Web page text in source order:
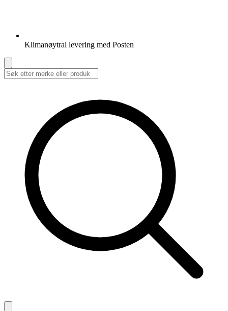
Klimanøytral levering med Posten